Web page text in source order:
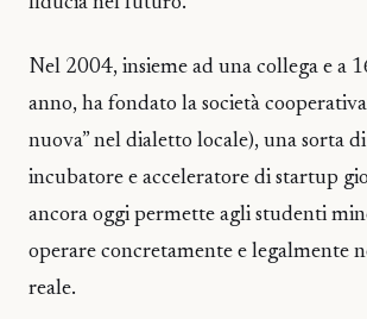
Nel 2004, insieme ad una collega e a
anno, ha fondato la società cooperativa
nuova” nel dialetto locale), una sorta
incubatore e acceleratore di startup
ancora oggi permette agli studenti
operare concretamente e legalmente
reale.